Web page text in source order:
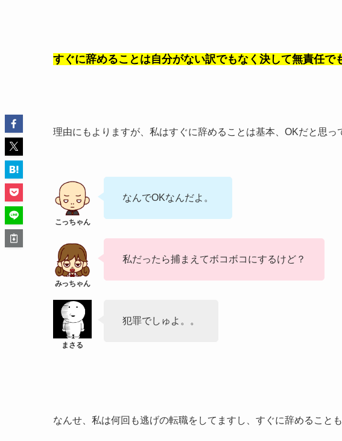
すぐに辞めることは自分がない訳でもなく決して無責任で
理由にもよりますが、私はすぐに辞めることは基本、OKだと思っ
なんでOKなんだよ。
私だったら捕まえてボコボコにするけど？
犯罪でしゅよ。。
なんせ、私は何回も逃げの転職をしてますし、すぐに辞めること